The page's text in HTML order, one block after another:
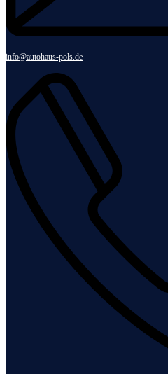
info@autohaus-pols.de